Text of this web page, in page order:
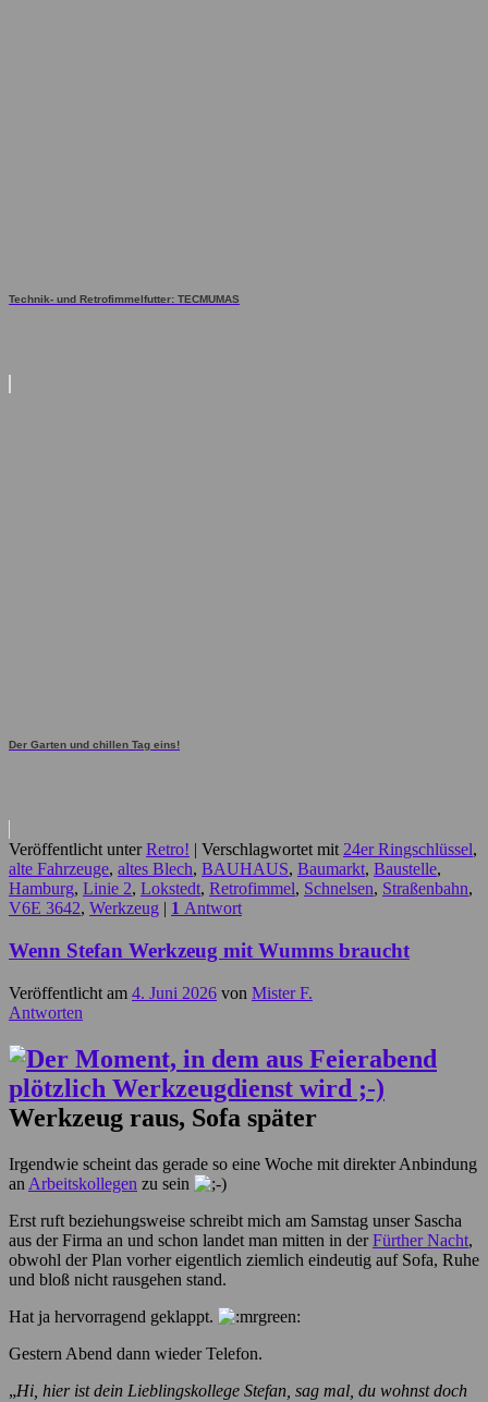
Technik- und Retrofimmelfutter: TECMUMAS
Der Garten und chillen Tag eins!
Veröffentlicht unter Retro! Verschlagwortet mit 24er Ringschlüssel,
alte Fahrzeuge, altes Blech, BAUHAUS, Baumarkt, Baustelle,
Hamburg, Linie 2, Lokstedt, Retrofimmel, Schnelsen, Straßenbahn,
V6E 3642, Werkzeug 1 Antwort
Wenn Stefan Werkzeug mit Wumms braucht
Veröffentlicht am 4. Juni 2026 von Mister F.
Antworten
Werkzeug raus, Sofa später
Irgendwie scheint das gerade so eine Woche mit direkter Anbindung
an Arbeitskollegen zu sein
Erst ruft beziehungsweise schreibt mich am Samstag unser Sascha
aus der Firma an und schon landet man mitten in derFürther Nacht,
obwohl der Plan vorher eigentlich ziemlich eindeutig auf Sofa, Ruhe
und bloß nicht rausgehen stand.
Hat ja hervorragend geklappt.
Gestern Abend dann wieder Telefon.
„Hi, hier ist dein Lieblingskollege Stefan, sag mal, du wohnst doch